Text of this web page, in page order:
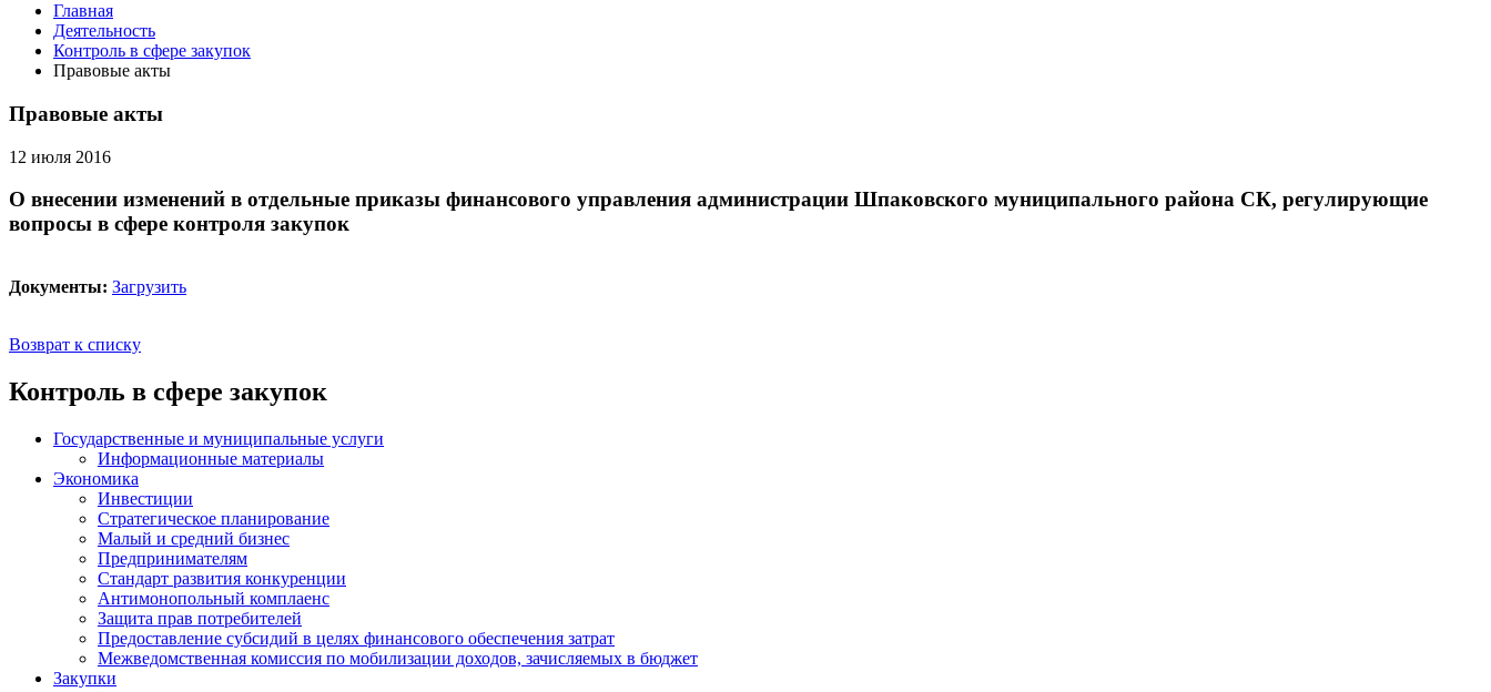
Главная
Деятельность
Контроль в сфере закупок
Правовые акты
Правовые акты
12 июля 2016
О внесении изменений в отдельные приказы финансового управления администрации Шпаковского муниципального района СК, регулирующие
вопросы в сфере контроля закупок
Документы: Загрузить
Возврат к списку
Контроль в сфере закупок
Государственные и муниципальные услуги
Информационные материалы
Экономика
Инвестиции
Стратегическое планирование
Малый и средний бизнес
Предпринимателям
Стандарт развития конкуренции
Антимонопольный комплаенс
Защита прав потребителей
Предоставление субсидий в целях финансового обеспечения затрат
Межведомственная комиссия по мобилизации доходов, зачисляемых в бюджет
Закупки